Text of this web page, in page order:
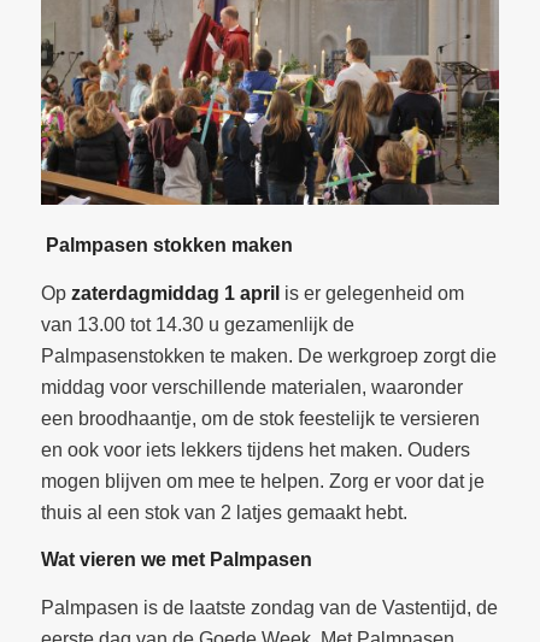
Palmpasen stokken maken
Opzaterdagmiddag 1 april is er gelegenheid om
van 13.00 tot 14.30 u gezamenlijk de
Palmpasenstokken te maken. De werkgroep zorgt die
middag voor verschillende materialen, waaronder
een broodhaantje, om de stok feestelijk te versieren
en ook voor iets lekkers tijdens het maken. Ouders
mogen blijven om mee te helpen. Zorg er voor dat je
thuis al een stok van 2 latjes gemaakt hebt.
Wat vieren we met Palmpasen
Palmpasen is de laatste zondag van de Vastentijd, de